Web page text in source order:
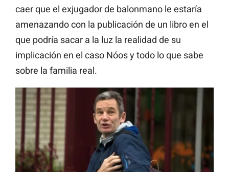
caer que el exjugador de balonmano le estaría
amenazando con la publicación de un libro en el
que podría sacar a la luz la realidad de su
implicación en el caso Nóos y todo lo que sabe
sobre la familia real.